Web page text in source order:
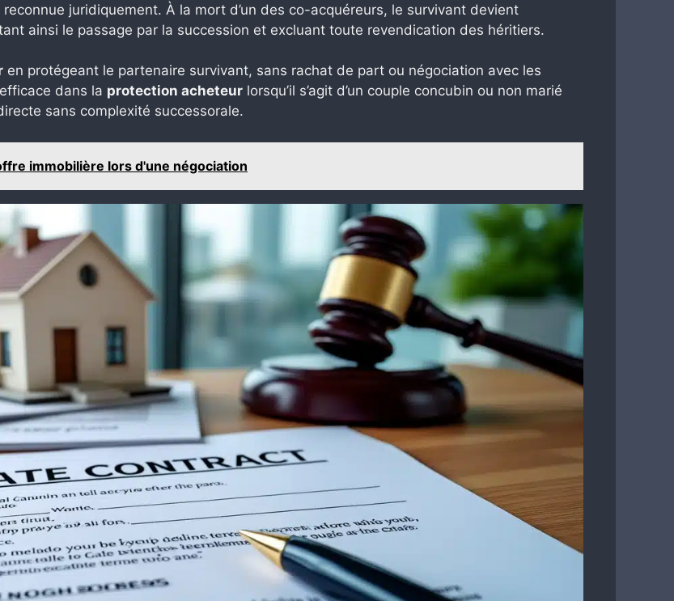
juridiquement. À la mort d’un des co-acquéreurs, le survivant devient
ainsi le passage par la succession et excluant toute revendication des héritiers.
en protégeant le partenaire survivant, sans rachat de part ou négociation avec les
dans la protection acheteur lorsqu’il s’agit d’un couple concubin ou non marié
sans complexité successorale.
immobilière lors d'une négociation